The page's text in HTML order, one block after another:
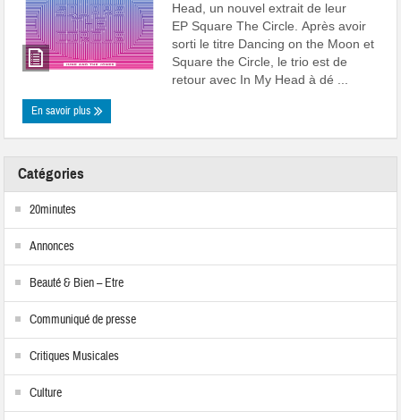
Head, un nouvel extrait de leur
EP Square The Circle. Après avoir
sorti le titre Dancing on the Moon et
Square the Circle, le trio est de
retour avec In My Head à dé ...
En savoir plus
Catégories
20minutes
Annonces
Beauté & Bien – Etre
Communiqué de presse
Critiques Musicales
Culture